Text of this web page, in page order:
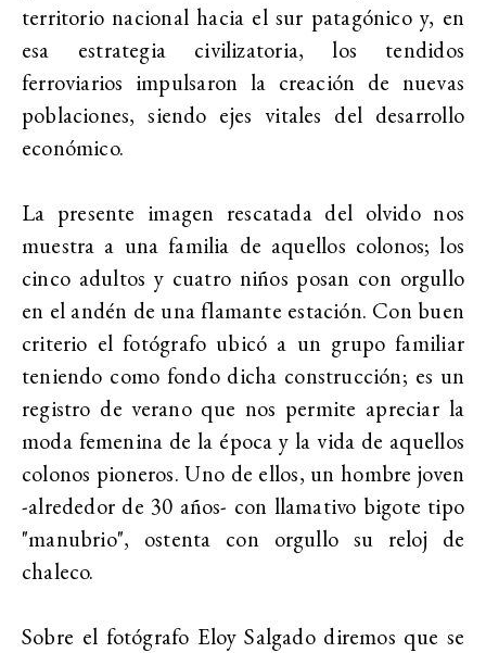
territorio nacional hacia el sur patagónico y, en
esa estrategia civilizatoria, los tendidos
ferroviarios impulsaron la creación de nuevas
poblaciones, siendo ejes vitales del desarrollo
económico.
La presente imagen rescatada del olvido nos
muestra a una familia de aquellos colonos; los
cinco adultos y cuatro niños posan con orgullo
en el andén de una flamante estación. Con buen
criterio el fotógrafo ubicó a un grupo familiar
teniendo como fondo dicha construcción; es un
registro de verano que nos permite apreciar la
moda femenina de la época y la vida de aquellos
colonos pioneros. Uno de ellos, un hombre joven
-alrededor de 30 años- con llamativo bigote tipo
"manubrio", ostenta con orgullo su reloj de
chaleco.
Sobre el fotógrafo Eloy Salgado diremos que se